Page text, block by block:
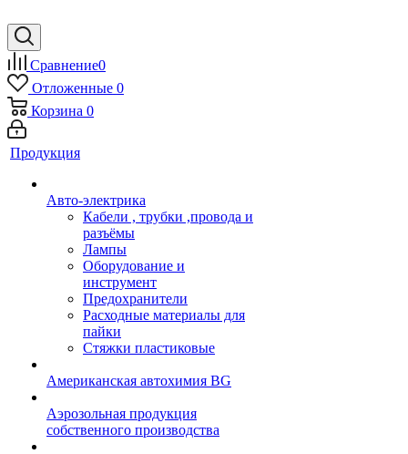
Сравнение0
Отложенные 0
Корзина 0
Продукция
Авто-электрика
Кабели , трубки ,провода и
разъёмы
Лампы
Оборудование и
инструмент
Предохранители
Расходные материалы для
пайки
Стяжки пластиковые
Американская автохимия BG
Аэрозольная продукция
собственного производства